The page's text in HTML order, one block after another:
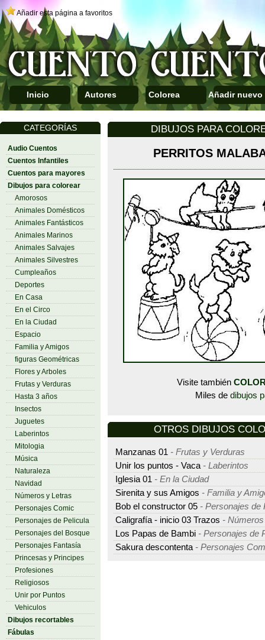
Añadir esta página a favoritos
Inicio Autores Colorea Añadir nuevo
CATEGORÍAS
Audio Cuentos
Cuentos Infantiles
Cuentos para mayores
Dibujos para colorear
Amorosos
Animales Domésticos
Animales Fantásticos
Animales Marinos
Animales Salvajes
Animales Silvestres
Cumpleaños
Deportes
En Casa
En el Circo
En la Ciudad
Espacio
Familia y Amigos
figuras Geométricas
Flores y Arboles
Frutas y Verduras
Hasta 3 años
Insectos
Juguetes
Laberintos
Mitologia
Música
Naturaleza
Navidad
Números y Letras
Personajes Comic
Personajes de Pelicula
Personajes del Bosque
Personajes Fantasía
Princesas y Principes
Profesiones
Religiosos
Unir por Puntos
Vehiculos
Dibujos recortables
Fábulas
DIBUJOS PARA
PERRITOS
Visite también
Miles de dibujos
OTROS DIBUJOS
Manzanas 01 - Frutas y Verduras
Unir los puntos - Vaca - Laberintos
Iglesia 01 - En la Ciudad
Sirenita y sus Amigos - Familia y
Bob el constructor 05 - Personajes de
Caligrafía - inicio 03 Trazos -
Los Papas de Bambi - Personajes de
Sakura descontenta - Personajes